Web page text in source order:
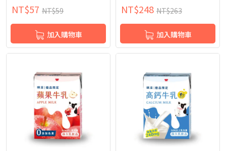
NT$57 NT$59
加入購物車
NT$248 NT$263
加入購物車